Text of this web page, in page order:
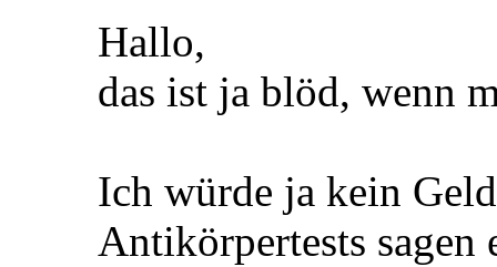
Hallo,
das ist ja blöd, wenn
Ich würde ja kein
Antikörpertests sagen